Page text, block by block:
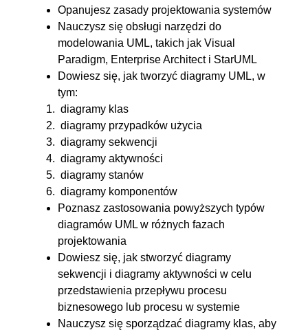
8. Diagram stanów 00:25:10
8.1. Diagram stanów - teoria
OGLĄDAJ »
00:08:35
8.2. Diagram stanów - przykład
00:06:42
8.3. Diagram stanów - praktyka
8.4. Podsumowanie
Opanujesz zasady projektowania systemów
Nauczysz się obsługi narzędzi do
modelowania UML, takich jak Visual
Paradigm, Enterprise Architect i StarUML
Dowiesz się, jak tworzyć diagramy UML, w
tym:
diagramy klas
diagramy przypadków użycia
diagramy sekwencji
diagramy aktywności
diagramy stanów
diagramy komponentów
Poznasz zastosowania powyższych typów
diagramów UML w różnych fazach
projektowania
Dowiesz się, jak stworzyć diagramy
sekwencji i diagramy aktywności w celu
przedstawienia przepływu procesu
biznesowego lub procesu w systemie
Nauczysz się sporządzać diagramy klas, aby